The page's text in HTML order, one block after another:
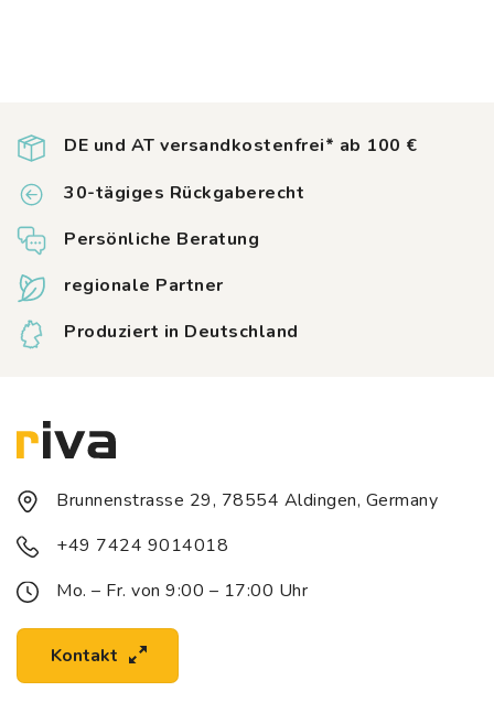
DE und AT versandkostenfrei* ab 100 €
30-tägiges Rückgaberecht
Persönliche Beratung
regionale Partner
Produziert in Deutschland
Brunnenstrasse 29, 78554 Aldingen, Germany
+49 7424 9014018
Mo. – Fr. von 9:00 – 17:00 Uhr
Kontakt